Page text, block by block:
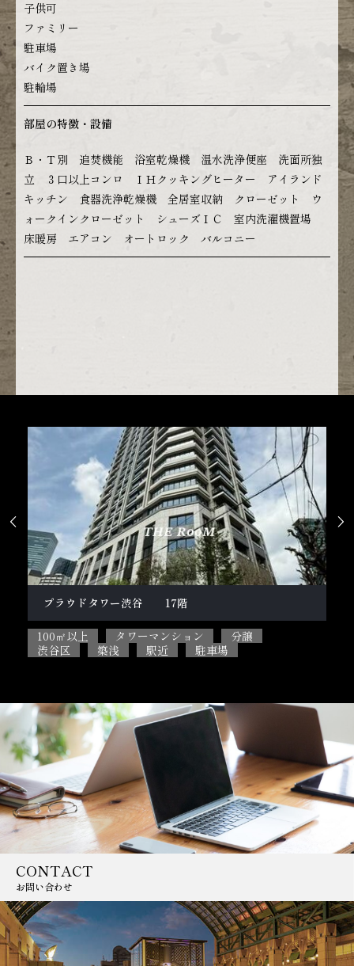
子供可
ファミリー
駐車場
バイク置き場
駐輪場
部屋の特徴・設備
Ｂ・Ｔ別 追焚機能 浴室乾燥機 温水洗浄便座 洗面所独
立 ３口以上コンロ ＩＨクッキングヒーター アイランド
キッチン 食器洗浄乾燥機 全居室収納 クローゼット ウ
ォークインクローゼット シューズＩＣ 室内洗濯機置場
床暖房 エアコン オートロック バルコニー
柿の木坂１丁目戸建
100㎡以上 5SLDK
ペット相談可能
目黒区
閑静な住宅街 駐車場
 
CONTACT
お問い合わせ